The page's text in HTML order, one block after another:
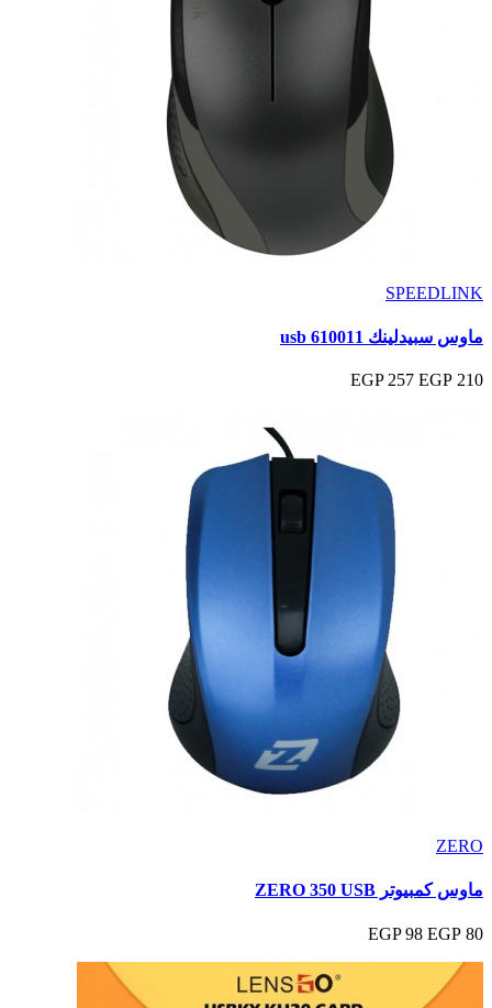
SPEEDLINK
ماوس سبيدلينك 610011 usb
210 EGP
257 EGP
ZERO
ماوس كمبيوتر ZERO 350 USB
80 EGP
98 EGP